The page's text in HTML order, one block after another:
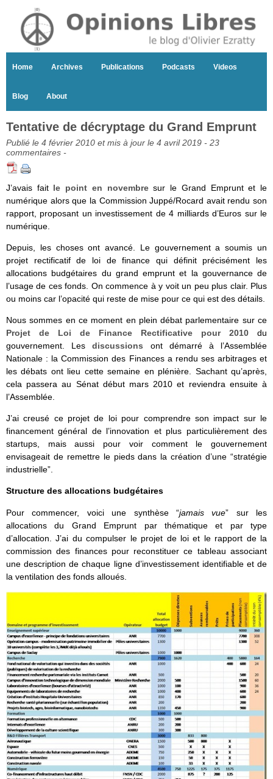
Home Archives Publications Podcasts Videos
Blog About
Tentative de décryptage du Grand Emprunt
Publié le 4 février 2010 et mis à jour le 4 avril 2019 - 23
commentaires -
J’avais fait le point en novembresur le Grand Emprunt et le
numérique alors que la Commission Juppé/Rocard avait rendu son
rapport, proposant un investissement de 4 milliards d’Euros sur le
numérique.
Depuis, les choses ont avancé. Le gouvernement a soumis un
projet rectificatif de loi de finance qui définit précisément les
allocations budgétaires du grand emprunt et la gouvernance de
l’usage de ces fonds. On commence à y voit un peu plus clair. Plus
ou moins car l’opacité qui reste de mise pour ce qui est des détails.
Nous sommes en ce moment en plein débat parlementaire sur ce
Projet de Loi de Finance Rectificative pour 2010 du
gouvernement. Lesdiscussions ont démarré à l’Assemblée
Nationale : la Commission des Finances a rendu ses arbitrages et
les débats ont lieu cette semaine en plénière. Sachant qu’après,
cela passera au Sénat début mars 2010 et reviendra ensuite à
l’Assemblée.
J’ai creusé ce projet de loi pour comprendre son impact sur le
financement général de l’innovation et plus particulièrement des
startups, mais aussi pour voir comment le gouvernement
envisageait de remettre le pieds dans la création d’une “stratégie
industrielle”.
Structure des allocations budgétaires
Pour commencer, voici une synthèse “jamais vue” sur les
allocations du Grand Emprunt par thématique et par type
d’allocation. J’ai du compulser le projet de loi et le rapport de la
commission des finances pour reconstituer ce tableau associant
une description de chaque ligne d’investissement identifiable et de
la ventilation des fonds alloués.